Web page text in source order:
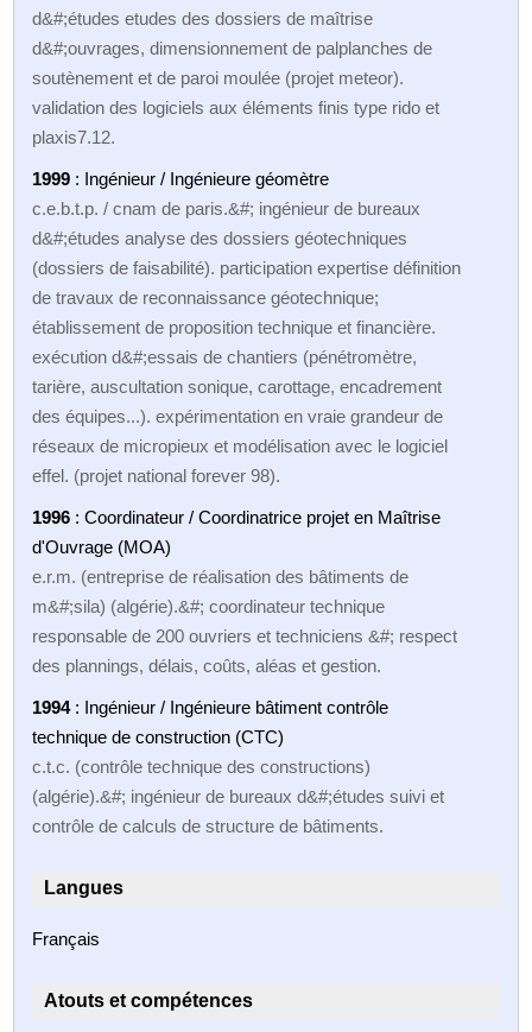
d&#;études etudes des dossiers de maîtrise
d&#;ouvrages, dimensionnement de palplanches de
soutènement et de paroi moulée (projet meteor).
validation des logiciels aux éléments finis type rido et
plaxis7.12.
1999 : Ingénieur / Ingénieure géomètre
c.e.b.t.p. / cnam de paris.&#; ingénieur de bureaux
d&#;études analyse des dossiers géotechniques
(dossiers de faisabilité). participation expertise définition
de travaux de reconnaissance géotechnique;
établissement de proposition technique et financière.
exécution d&#;essais de chantiers (pénétromètre,
tarière, auscultation sonique, carottage, encadrement
des équipes...). expérimentation en vraie grandeur de
réseaux de micropieux et modélisation avec le logiciel
effel. (projet national forever 98).
1996 : Coordinateur / Coordinatrice projet en Maîtrise
d'Ouvrage (MOA)
e.r.m. (entreprise de réalisation des bâtiments de
m&#;sila) (algérie).&#; coordinateur technique
responsable de 200 ouvriers et techniciens &#; respect
des plannings, délais, coûts, aléas et gestion.
1994: Ingénieur / Ingénieure bâtiment contrôle
technique de construction (CTC)
c.t.c. (contrôle technique des constructions)
(algérie).&#; ingénieur de bureaux d&#;études suivi et
contrôle de calculs de structure de bâtiments.
Langues
Français
Atouts et compétences